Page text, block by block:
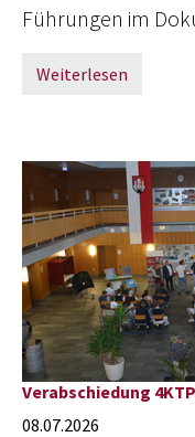
Führungen im
Weiterlesen
Verabschiedung
08.07.2026